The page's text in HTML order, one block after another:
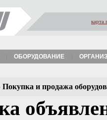
карта
ОБОРУДОВАНИЕ
Покупка и продажа